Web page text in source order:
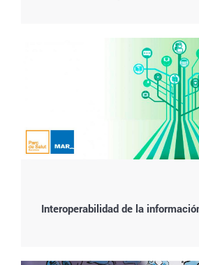
Interoperabilidad de la